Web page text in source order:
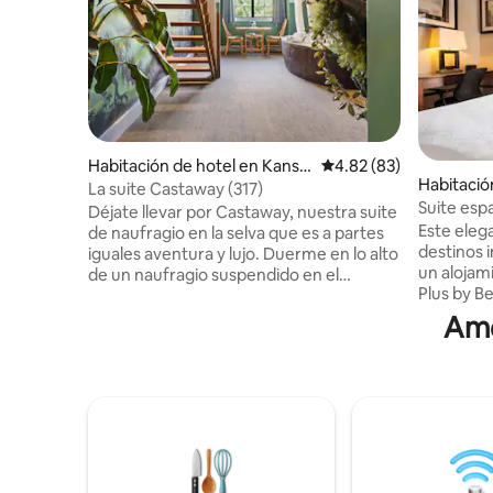
Habitación de hotel en Kansa
s City
Calificación
4.82 (83)
La suite Castaway (317)
Déjate llevar por Castaway, nuestra suite
de naufragio en la selva que es a partes
iguales aventura y lujo. Duerme en lo alto
de un naufragio suspendido en el
los románticos y cualquier persona que
esté lista para cambiar lo ordinario por
Suite
Este
destinos
un
Plus by